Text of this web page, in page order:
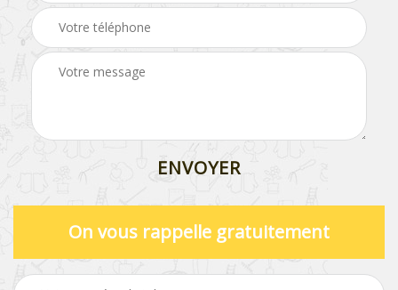
On vous rappelle gratuitement